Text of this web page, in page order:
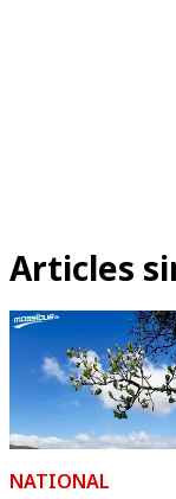
Articles
NATIONAL